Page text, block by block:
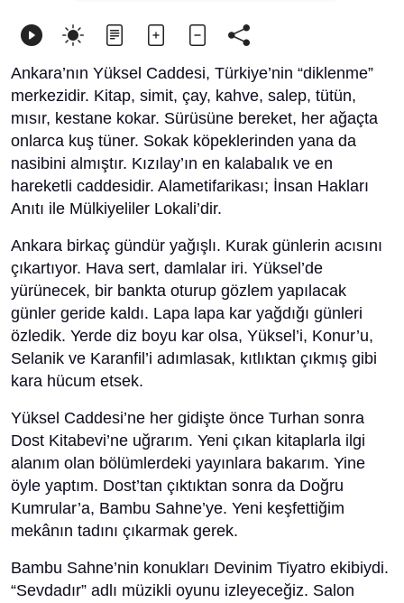
Ankara’nın Yüksel Caddesi, Türkiye’nin “diklenme”
merkezidir. Kitap, simit, çay, kahve, salep, tütün,
mısır, kestane kokar. Sürüsüne bereket, her ağaçta
onlarca kuş tüner. Sokak köpeklerinden yana da
nasibini almıştır. Kızılay’ın en kalabalık ve en
hareketli caddesidir. Alametifarikası; İnsan Hakları
Anıtı ile Mülkiyeliler Lokali’dir.
Ankara birkaç gündür yağışlı. Kurak günlerin acısını
çıkartıyor. Hava sert, damlalar iri. Yüksel’de
yürünecek, bir bankta oturup gözlem yapılacak
günler geride kaldı. Lapa lapa kar yağdığı günleri
özledik. Yerde diz boyu kar olsa, Yüksel’i, Konur’u,
Selanik ve Karanfil’i adımlasak, kıtlıktan çıkmış gibi
kara hücum etsek.
Yüksel Caddesi’ne her gidişte önce Turhan sonra
Dost Kitabevi’ne uğrarım. Yeni çıkan kitaplarla ilgi
alanım olan bölümlerdeki yayınlara bakarım. Yine
öyle yaptım. Dost’tan çıktıktan sonra da Doğru
Kumrular’a, Bambu Sahne’ye. Yeni keşfettiğim
mekânın tadını çıkarmak gerek.
Bambu Sahne’nin konukları Devinim Tiyatro ekibiydi.
“Sevdadır” adlı müzikli oyunu izleyeceğiz. Salon